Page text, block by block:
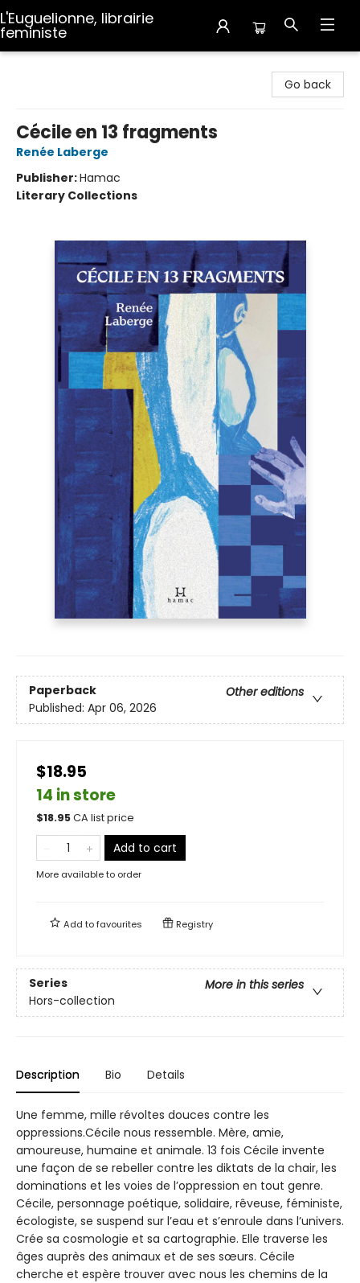
L'Euguelionne, librairie
feministe
Go back
Cécile en 13 fragments
Renée Laberge
Publisher:Hamac
Literary Collections
Paperback
Other editions
Published: Apr 06, 2026
$18.95
14 in store
$18.95CA list price
Add to cart
More available to order
Add tofavourites Registry
Series
More in this series
Hors-collection
Description Bio Details
Une femme, mille révoltes douces contre les
oppressions.Cécile nous ressemble. Mère, amie,
amoureuse, humaine et animale. 13 fois Cécile invente
une façon de se rebeller contre les diktats de la chair, les
dominations et les voies de l’oppression en tout genre.
Cécile, personnage poétique, solidaire, rêveuse, féministe,
écologiste, se suspend sur l’eau et s’enroule dans l’univers.
Crée sa cosmologie et sa cartographie. Elle traverse les
âges auprès des animaux et de ses sœurs. Cécile
cherche et espère trouver avec nous les chemins de la